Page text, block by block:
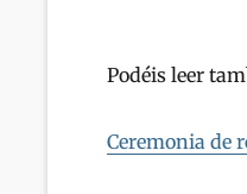
Podéis leer
Ceremonia de